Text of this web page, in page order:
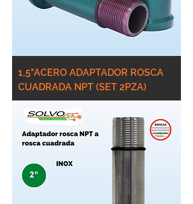
1,5"ACERO ADAPTADOR ROSCA
CUADRADA NPT (SET 2PZA)